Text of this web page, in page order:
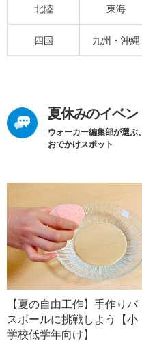
北陸 東海
四国 九州・沖縄
夏休みのイベ
ウォーカー編集部が選ぶ
おでかけスポット
【夏の自由工作】手作りバ
スボールに挑戦しよう【小
学校低学年向け】